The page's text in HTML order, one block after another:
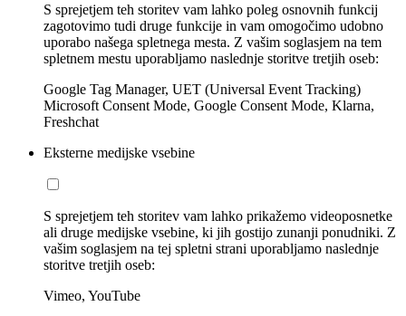
S sprejetjem teh storitev vam lahko poleg osnovnih funkcij
zagotovimo tudi druge funkcije in vam omogočimo udobno
uporabo našega spletnega mesta. Z vašim soglasjem na tem
spletnem mestu uporabljamo naslednje storitve tretjih oseb:
Google Tag Manager, UET (Universal Event Tracking)
Microsoft Consent Mode, Google Consent Mode, Klarna,
Freshchat
Eksterne medijske vsebine
S sprejetjem teh storitev vam lahko prikažemo videoposnetke
ali druge medijske vsebine, ki jih gostijo zunanji ponudniki. Z
vašim soglasjem na tej spletni strani uporabljamo naslednje
storitve tretjih oseb:
Vimeo, YouTube